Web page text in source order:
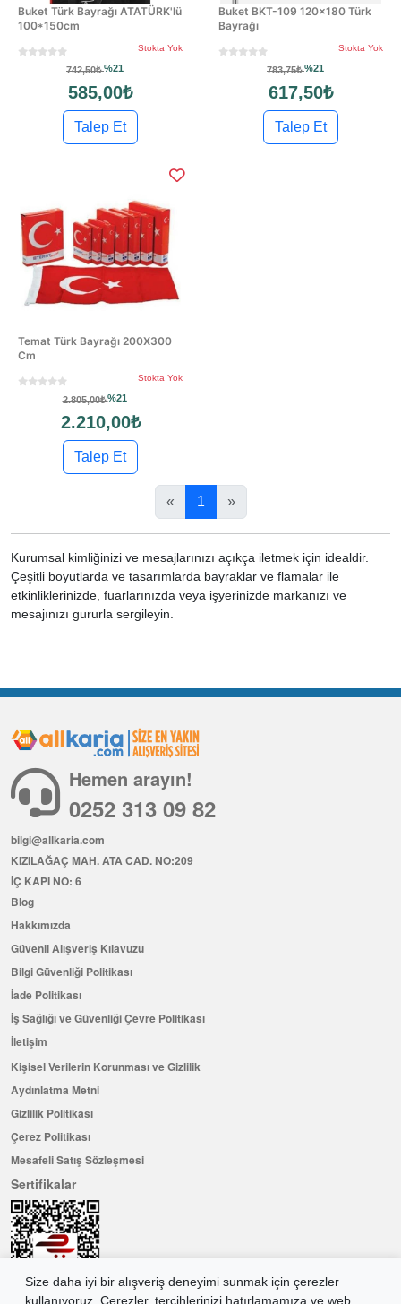
Buket Türk Bayrağı ATATÜRK'lü
100*150cm
Stokta Yok
742,50₺%21
585,00₺
Talep Et
Buket BKT-109 120x180 Türk
Bayrağı
Stokta Yok
783,75₺%21
617,50₺
Talep Et
Temat Türk Bayrağı 200X300
Cm
Stokta Yok
2.805,00₺%21
2.210,00₺
Talep Et
« 1 »
Kurumsal kimliğinizi ve mesajlarınızı açıkça iletmek için idealdir.
Çeşitli boyutlarda ve tasarımlarda bayraklar ve flamalar ile
etkinliklerinizde, fuarlarınızda veya işyerinizde markanızı ve
mesajınızı gururla sergileyin.
Size daha iyi bir alışveriş deneyimi sunmak için çerezler
kullanıyoruz. Çerezler, tercihlerinizi hatırlamamıza ve web
Hemen arayın!
0252 313 09 82
bilgi@allkaria.com
KIZILAĞAÇ MAH. ATA CAD. NO:209
İÇ KAPI NO: 6
Blog
Hakkımızda
Güvenli Alışveriş Kılavuzu
Bilgi Güvenliği Politikası
İade Politikası
İş Sağlığı ve Güvenliği Çevre Politikası
İletişim
Kişisel Verilerin Korunması ve Gizlilik
Aydınlatma Metni
Gizlilik Politikası
Çerez Politikası
Mesafeli Satış Sözleşmesi
Sertifikalar